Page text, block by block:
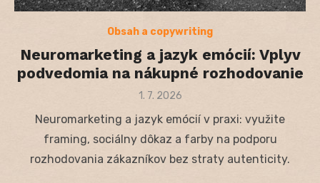
Obsah a copywriting
Neuromarketing a jazyk emócií: Vplyv
podvedomia na nákupné rozhodovanie
Posted
1. 7. 2026
Neuromarketing a jazyk emócií v praxi: využite
framing, sociálny dôkaz a farby na podporu
rozhodovania zákazníkov bez straty autenticity.